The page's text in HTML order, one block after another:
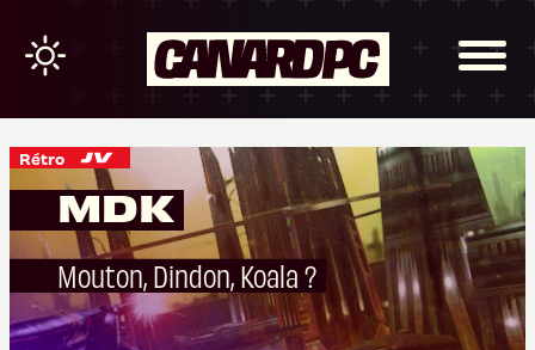
Rétro
MDK
Mouton, Dindon, Koala ?